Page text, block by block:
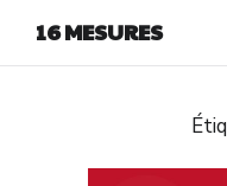
16 MESURES